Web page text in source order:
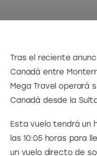
Tras el reciente
Canadá entre
Mega Travel operará
Canadá desde la
Esta vuelo tendrá un
las 10:05 horas para
un vuelo directo de